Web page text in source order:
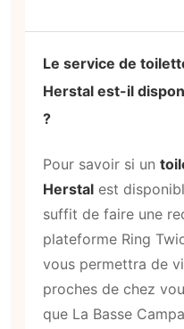
Le service de
Herstal est-il
?
Pour savoir si un
Herstal est
suffit de faire une
plateforme Ring
vous permettra de
proches de chez
que La Basse